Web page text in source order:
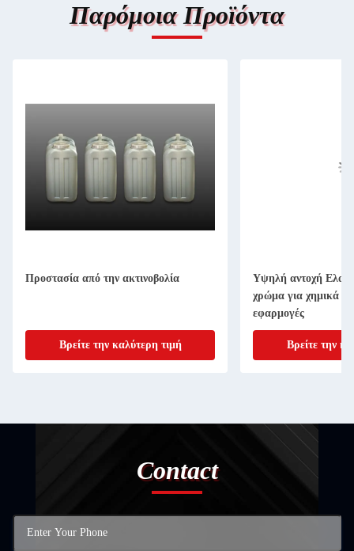
Παρόμοια Προϊόντα
Προστασία από την ακτινοβολία
Βρείτε την καλύτερη τιμή
Υψηλή αντοχή
χρώμα για χημικά
εφαρμογές
Βρείτε την
Contact